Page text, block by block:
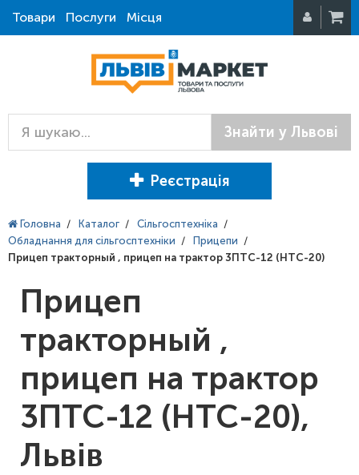
Товари Послуги Місця
Знайти у Львові
Реєстрація
Головна / Каталог / Сільгосптехніка /
Обладнання для сільгосптехніки / Прицепи /
Прицеп тракторный , прицеп на трактор 3ПТС-12 (НТС-20)
Прицеп
тракторный ,
прицеп на трактор
3ПТС-12 (НТС-20),
Львів